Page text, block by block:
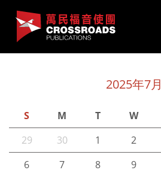
2025年7月
S M T W
29 30 1 2
6
7 8 9